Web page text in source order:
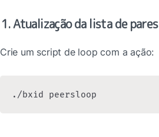
1. Atualização da lista de pares
Crie um script de loop com a ação:
./bxid peersloop